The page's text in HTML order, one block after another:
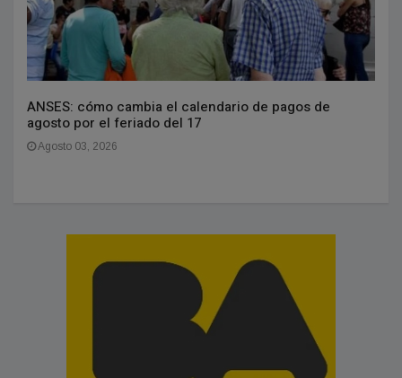
ANSES: cómo cambia el calendario de pagos de
agosto por el feriado del 17
Agosto 03, 2026